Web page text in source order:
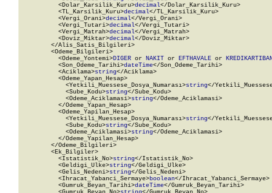
          <Dolar_Karsilik_Kuru>
decimal</Dolar_Karsilik_Kuru>
          <TL_Karsilik_Kuru>
decimal</TL_Karsilik_Kuru>
          <Vergi_Orani>
decimal</Vergi_Orani>
          <Vergi_Tutari>
decimal</Vergi_Tutari>
          <Vergi_Matrah>
decimal</Vergi_Matrah>
          <Doviz_Miktar>
decimal</Doviz_Miktar>
        </Alis_Satis_Bilgileri>
        <Odeme_Bilgileri>
          <Odeme_Yontemi>
DIGER or NAKIT or EFTHAVALE or
          <Son_Odeme_Tarihi>
dateTime</Son_Odeme_Tarihi>
          <Aciklama>
string</Aciklama>
          <Odeme_Yapan_Hesap>
            <Yetkili_Muessese_Dosya_Numarası>
string</
            <Sube_Kodu>
string</Sube_Kodu>
            <Odeme_Aciklamasi>
string</Odeme_Aciklamasi>
          </Odeme_Yapan_Hesap>
          <Odeme_Yapilan_Hesap>
            <Yetkili_Muessese_Dosya_Numarası>
string</
            <Sube_Kodu>
string</Sube_Kodu>
            <Odeme_Aciklamasi>
string</Odeme_Aciklamasi>
          </Odeme_Yapilan_Hesap>
        </Odeme_Bilgileri>
        <Ek_Bilgiler>
          <Istatistik_No>
string</Istatistik_No>
          <Geldigi_Ulke>
string</Geldigi_Ulke>
          <Gelis_Nedeni>
string</Gelis_Nedeni>
          <Ihracat_Yabanci_Sermaye>
boolean</Ihracat_Yabanci_Sermaye>
          <Gumruk_Beyan_Tarihi>
dateTime</Gumruk_Beyan_Tarihi>